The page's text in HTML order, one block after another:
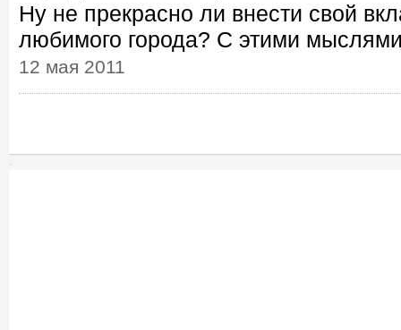
Ну не прекрасно ли внести свой
любимого города? С этими
12 мая 2011